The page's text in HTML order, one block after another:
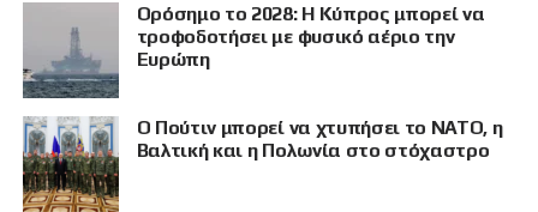
Ορόσημο το 2028: Η Κύπρος μπορεί να
τροφοδοτήσει με φυσικό αέριο την
Ευρώπη
Ο Πούτιν μπορεί να χτυπήσει το ΝΑΤΟ, η
Βαλτική και η Πολωνία στο στόχαστρο